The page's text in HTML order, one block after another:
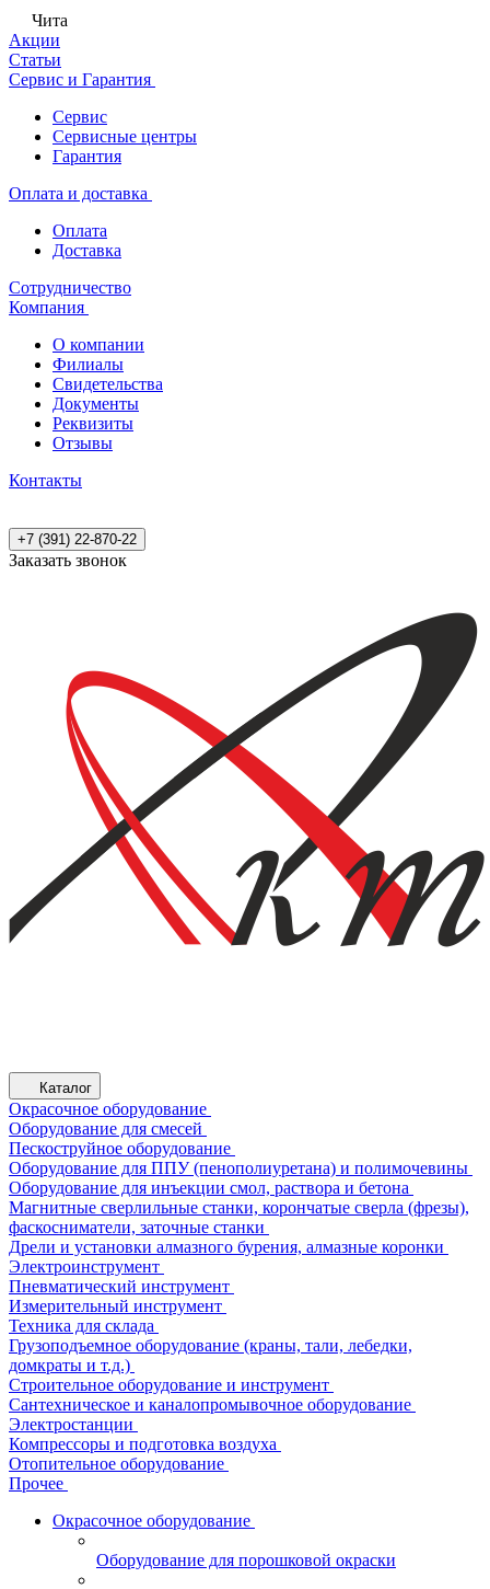
Чита
Акции
Статьи
Сервис и Гарантия
Сервис
Сервисные центры
Гарантия
Оплата и доставка
Оплата
Доставка
Сотрудничество
Компания
О компании
Филиалы
Свидетельства
Документы
Реквизиты
Отзывы
Контакты
+7 (391) 22-870-22
Заказать звонок
Каталог
Окрасочное оборудование
Оборудование для смесей
Пескоструйное оборудование
Оборудование для ППУ (пенополиуретана) и полимочевины
Оборудование для инъекции смол, раствора и бетона
Магнитные сверлильные станки, корончатые сверла (фрезы),
фаскосниматели, заточные станки
Дрели и установки алмазного бурения, алмазные коронки
Электроинструмент
Пневматический инструмент
Измерительный инструмент
Техника для склада
Грузоподъемное оборудование (краны, тали, лебедки,
домкраты и т.д.)
Строительное оборудование и инструмент
Сантехническое и каналопромывочное оборудование
Электростанции
Компрессоры и подготовка воздуха
Отопительное оборудование
Прочее
Окрасочное оборудование
Оборудование для порошковой окраски